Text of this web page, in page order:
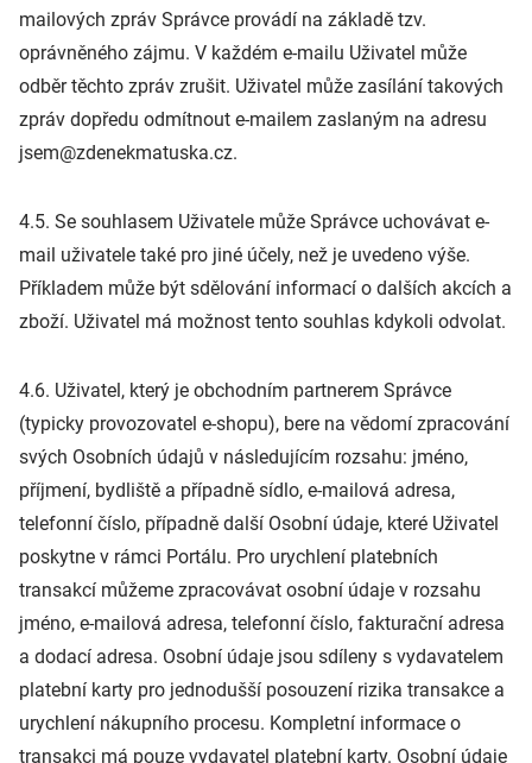
mailových zpráv Správce provádí na základě tzv.
oprávněného zájmu. V každém e-mailu Uživatel může
odběr těchto zpráv zrušit. Uživatel může zasílání takových
zpráv dopředu odmítnout e-mailem zaslaným na adresu
jsem@zdenekmatuska.cz.
4.5. Se souhlasem Uživatele může Správce uchovávat e-
mail uživatele také pro jiné účely, než je uvedeno výše.
Příkladem může být sdělování informací o dalších akcích a
zboží. Uživatel má možnost tento souhlas kdykoli odvolat.
4.6. Uživatel, který je obchodním partnerem Správce
(typicky provozovatel e-shopu), bere na vědomí zpracování
svých Osobních údajů v následujícím rozsahu: jméno,
příjmení, bydliště a případně sídlo, e-mailová adresa,
telefonní číslo, případně další Osobní údaje, které Uživatel
poskytne v rámci Portálu. Pro urychlení platebních
transakcí můžeme zpracovávat osobní údaje v rozsahu
jméno, e-mailová adresa, telefonní číslo, fakturační adresa
a dodací adresa. Osobní údaje jsou sdíleny s vydavatelem
platební karty pro jednodušší posouzení rizika transakce a
urychlení nákupního procesu. Kompletní informace o
transakci má pouze vydavatel platební karty. Osobní údaje